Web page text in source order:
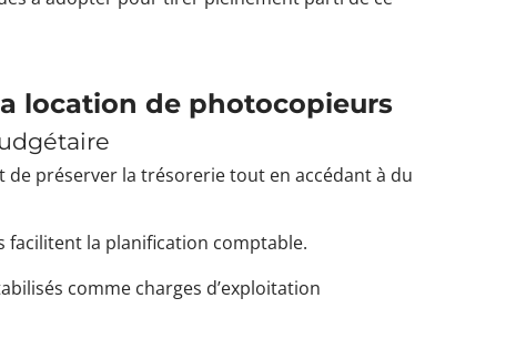
location de photocopieurs
de préserver la trésorerie tout en accédant à du
facilitent la planification comptable.
comme charges d’exploitation